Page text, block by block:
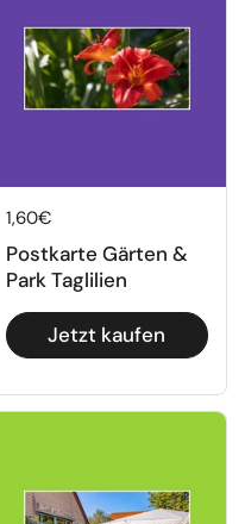
Regulärer Preis
1,60€
Postkarte Gärten &
Park Taglilien
Jetzt kaufen